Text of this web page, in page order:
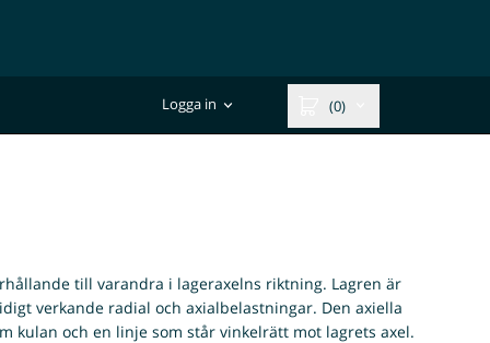
Logga in (0)
till varandra i lageraxelns riktning. Lagren är
verkande radial och axialbelastningar. Den axiella
kulan och en linje som står vinkelrätt mot lagrets axel.